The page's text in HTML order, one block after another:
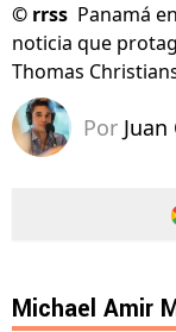
© rrss Panamá
noticia que
Thomas
Por Juan
Michael Amir